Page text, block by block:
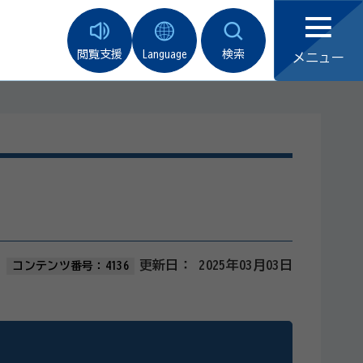
メニュー
検索
閲覧支援 Language
コンテンツ番号：4136 更新日： 2025年03月03日